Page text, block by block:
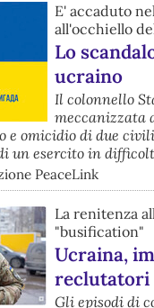
E' accaduto
all'occhiello
Lo
ucraino
Il colonnello
meccanizzata
e omicidio di due
un esercito in
PeaceLink
La renitenza
"busification"
Ucraina,
Gli episodi di